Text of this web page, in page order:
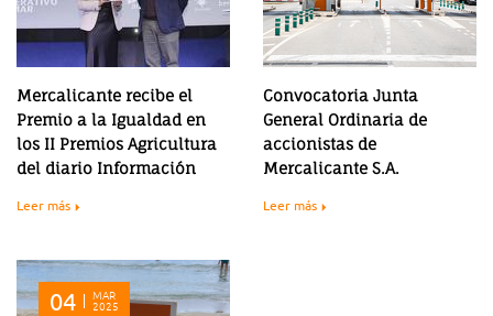
Mercalicante recibe el
Premio a la Igualdad en
los II Premios Agricultura
del diario Información
Leer más
Convocatoria Junta
General Ordinaria de
accionistas de
Mercalicante S.A.
Leer más
04 MAR
2025